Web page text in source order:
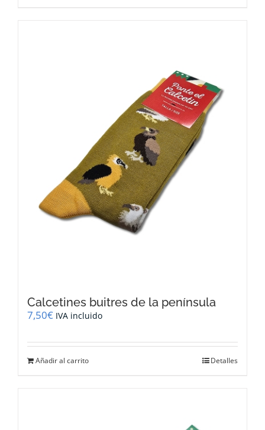
Calcetines buitres de la península
7,50€ IVA incluido
Añadir al carrito Detalles